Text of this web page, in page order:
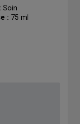
Soin
: 75 ml